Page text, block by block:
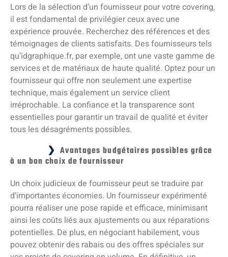
Lors de la sélection d’un fournisseur pour votre covering,
il est fondamental de privilégier ceux avec une
expérience prouvée. Recherchez des références et des
témoignages de clients satisfaits. Des fournisseurs tels
qu’idgraphique.fr, par exemple, ont une vaste gamme de
services et de matériaux de haute qualité. Optez pour un
fournisseur qui offre non seulement une expertise
technique, mais également un service client
irréprochable. La confiance et la transparence sont
essentielles pour garantir un travail de qualité et éviter
tous les désagréments possibles.
Avantages budgétaires possibles grâce
à un bon choix de fournisseur
Un choix judicieux de fournisseur peut se traduire par
d’importantes économies. Un fournisseur expérimenté
pourra réaliser une pose rapide et efficace, minimisant
ainsi les coûts liés aux ajustements ou aux réparations
potentielles. De plus, en négociant habilement, vous
pouvez obtenir des rabais ou des offres spéciales sur